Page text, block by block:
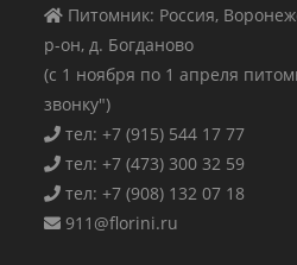
Питомник: Россия,
р-он, д. Богданово
(с 1 ноября по 1 апреля
звонку")
тел: +7 (915) 544 17 77
тел: +7 (473) 300 32 59
тел: +7 (908) 132 07 18
911@florini.ru